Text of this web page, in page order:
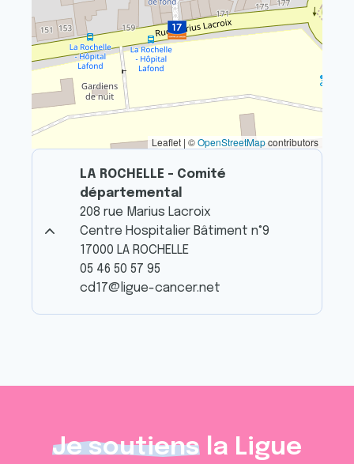
Leaflet | ©OpenStreetMapcontributors
LA ROCHELLE - Comité
départemental
208 rue Marius Lacroix
Centre Hospitalier Bâtiment n°9
17000 LA ROCHELLE
05 46 50 57 95
cd17@ligue-cancer.net
Je soutiens la Ligue